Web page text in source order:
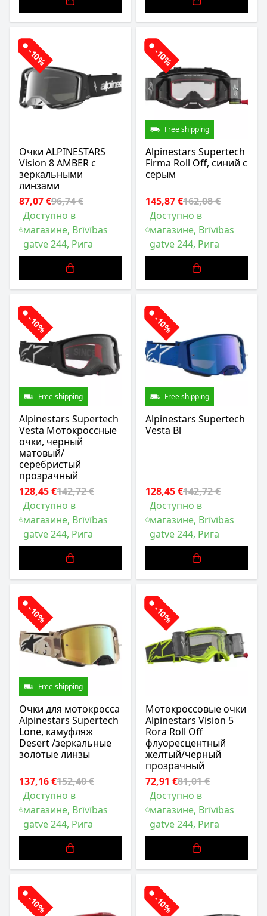
-10%
Очки ALPINESTARS
Vision 8 AMBER c
зеркальными
линзами
87,07 €96,74 €
Доступно в
магазине, Brīvības
gatve 244, Рига
-10%
Free shipping
Alpinestars Supertech
Firma Roll Off, синий с
серым
145,87 €162,08 €
Доступно в
магазине, Brīvības
gatve 244, Рига
-10%
Free shipping
Alpinestars Supertech
Vesta Мотокроссные
очки, черный
матовый/
серебристый
прозрачный
128,45 €142,72 €
Доступно в
магазине, Brīvības
gatve 244, Рига
-10%
Free shipping
Alpinestars Supertech
Vesta Bl
128,45 €142,72 €
Доступно в
магазине, Brīvības
gatve 244, Рига
-10%
Free shipping
Очки для мотокросса
Alpinestars Supertech
Lone, камуфляж
Desert /зеркальные
золотые линзы
137,16 €152,40 €
Доступно в
магазине, Brīvības
gatve 244, Рига
-10%
Мотокроссовые очки
Alpinestars Vision 5
Rora Roll Off
флуоресцентный
желтый/черный
прозрачный
72,91 €81,01 €
Доступно в
магазине, Brīvības
gatve 244, Рига
-10% -10%